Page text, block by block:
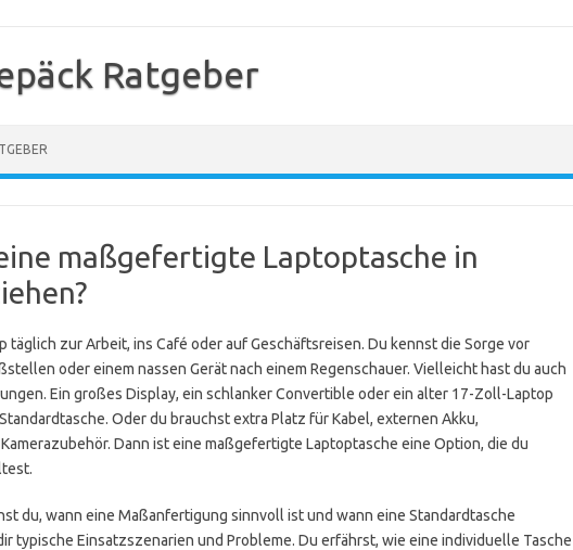
Ratgeber
maßgefertigte Laptoptasche in
täglich zur Arbeit, ins Café oder auf Geschäftsreisen. Du kennst die Sorge vor
oder einem nassen Gerät nach einem Regenschauer. Vielleicht hast du auch
Ein großes Display, ein schlanker Convertible oder ein alter 17-Zoll-Laptop
Oder du brauchst extra Platz für Kabel, externen Akku,
Dann ist eine maßgefertigte Laptoptasche eine Option, die du
du, wann eine Maßanfertigung sinnvoll ist und wann eine Standardtasche
typische Einsatzszenarien und Probleme. Du erfährst, wie eine individuelle Tasche